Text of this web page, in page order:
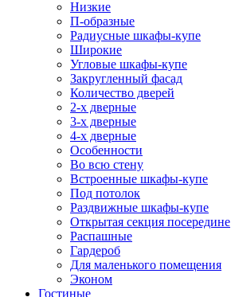
Низкие
П-образные
Радиусные шкафы-купе
Широкие
Угловые шкафы-купе
Закругленный фасад
Количество дверей
2-х дверные
3-х дверные
4-х дверные
Особенности
Во всю стену
Встроенные шкафы-купе
Под потолок
Раздвижные шкафы-купе
Открытая секция посередине
Распашные
Гардероб
Для маленького помещения
Эконом
Гостиные